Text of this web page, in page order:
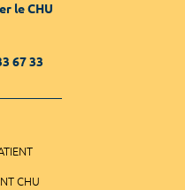
le CHU
67 33
CHU